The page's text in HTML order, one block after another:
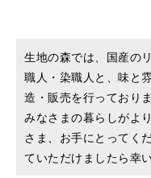
生地の森では、国産の
職人・染職人と、味と
造・販売を行っておりま
みなさまの暮らしがよ
さま、お手にとってく
ていただけましたら幸い